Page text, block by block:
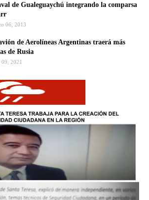
de Gualeguaychú integrando la comparsa
06, 2013
de Aerolíneas Argentinas traerá más
de Rusia
2021